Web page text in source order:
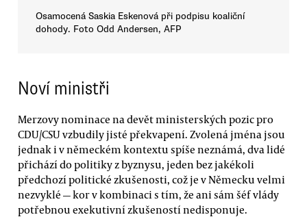
Osamocená Saskia Eskenová při podpisu koaliční
dohody. Foto Odd Andersen, AFP
Noví ministři
Merzovy nominace na devět ministerských pozic pro
CDU/CSU vzbudily jisté překvapení. Zvolená jména jsou
jednak i v německém kontextu spíše neznámá, dva lidé
přichází do politiky z byznysu, jeden bez jakékoli
předchozí politické zkušenosti, což je v Německu velmi
nezvyklé — kor v kombinaci s tím, že ani sám šéf vlády
potřebnou exekutivní zkušeností nedisponuje.